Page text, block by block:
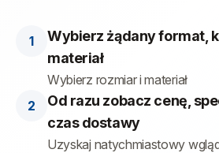
Wybierz żądany format,
materiał
Wybierz rozmiar i materiał
Od razu zobacz cenę,
czas dostawy
Uzyskaj natychmiastowy